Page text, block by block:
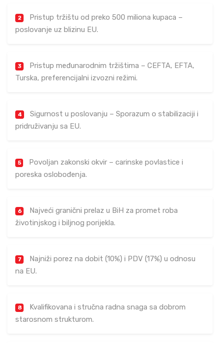
2
Pristup tržištu od preko 500 miliona kupaca –
poslovanje uz blizinu EU.
3
Pristup međunarodnim tržištima – CEFTA, EFTA,
Turska, preferencijalni izvozni režimi.
4
Sigurnost u poslovanju – Sporazum o stabilizaciji i
pridruživanju sa EU.
5
Povoljan zakonski okvir – carinske povlastice i
poreska oslobođenja.
6
Najveći granični prelaz u BiH za promet roba
životinjskog i biljnog porijekla.
7
Najniži porez na dobit (10%) i PDV (17%) u odnosu
na EU.
8
Kvalifikovana i stručna radna snaga sa dobrom
starosnom strukturom.